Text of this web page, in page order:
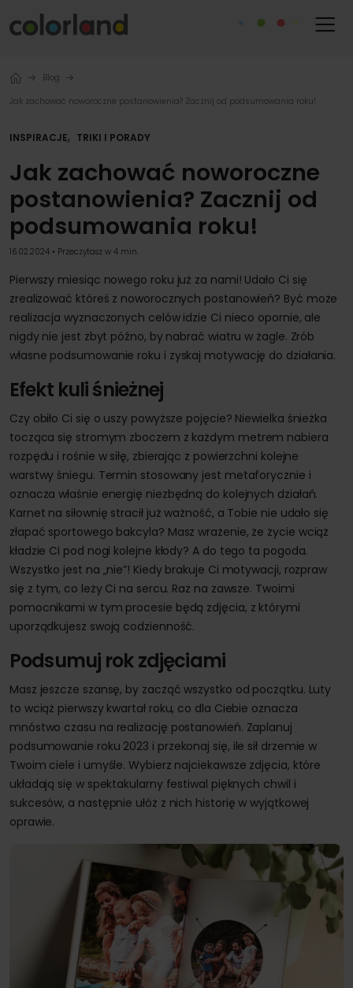
Blog
Jak zachować noworoczne postanowienia? Zacznij od podsumowania roku!
INSPIRACJE, TRIKI I PORADY
Jak zachować noworoczne
postanowienia? Zacznij od
podsumowania roku!
16.02.2024 • Przeczytasz w 4 min.
Pierwszy miesiąc nowego roku już za nami! Udało Ci się
zrealizować któreś z noworocznych postanowień? Być może
realizacja wyznaczonych celów idzie Ci nieco opornie, ale
nigdy nie jest zbyt późno, by nabrać wiatru w żagle. Zrób
własne podsumowanie roku i zyskaj motywację do działania.
Efekt kuli śnieżnej
Czy obiło Ci się o uszy powyższe pojęcie? Niewielka śnieżka
tocząca się stromym zboczem z każdym metrem nabiera
rozpędu i rośnie w siłę, zbierając z powierzchni kolejne
warstwy śniegu. Termin stosowany jest metaforycznie i
oznacza właśnie energię niezbędną do kolejnych działań.
Karnet na siłownię stracił już ważność, a Tobie nie udało się
złapać sportowego bakcyla? Masz wrażenie, że życie wciąż
kładzie Ci pod nogi kolejne kłody? A do tego ta pogoda.
Wszystko jest na „nie”! Kiedy brakuje Ci motywacji, rozpraw
się z tym, co leży Ci na sercu. Raz na zawsze. Twoimi
pomocnikami w tym procesie będą zdjęcia, z którymi
uporządkujesz swoją codzienność.
Podsumuj rok zdjęciami
Masz jeszcze szansę, by zacząć wszystko od początku. Luty
to wciąż pierwszy kwartał roku, co dla Ciebie oznacza
mnóstwo czasu na realizację postanowień. Zaplanuj
podsumowanie roku 2023 i przekonaj się, ile sił drzemie w
Twoim ciele i umyśle. Wybierz najciekawsze zdjęcia, które
układają się w spektakularny festiwal pięknych chwil i
sukcesów, a następnie ułóż z nich historię w wyjątkowej
oprawie.